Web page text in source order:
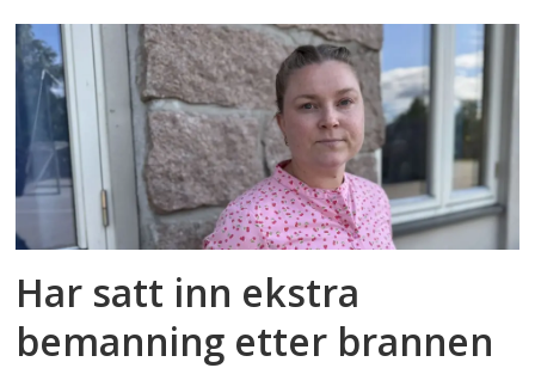
Har satt inn ekstra
bemanning etter brannen